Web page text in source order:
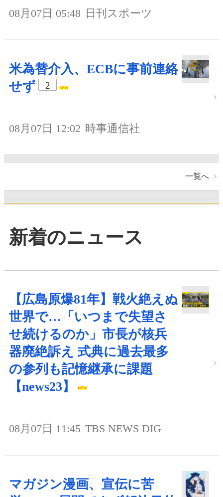
08月07日 05:48 日刊スポーツ
米為替介入、ECBに事前連絡
せず
2
08月07日 12:02 時事通信社
一覧へ
新着のニュース
【広島原爆81年】戦火絶えぬ
世界で…「いつまで失望さ
せ続けるのか」市長が核兵
器廃絶訴え 式典に過去最多
の参列も記憶継承に課題
【news23】
08月07日 11:45 TBS NEWS DIG
マガジン漫画、宣伝に苦